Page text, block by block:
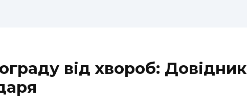
від хвороб: Довідник